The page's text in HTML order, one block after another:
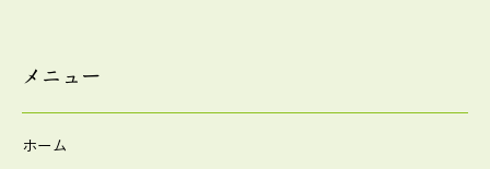
メニュー
ホーム